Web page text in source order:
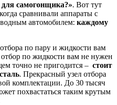
самогонщика?». Вот тут
сравнивали аппараты с
автомобилем: каждому
по пару и жидкости вам
по жидкости вам не нужен
точно не пригодится – стоит
. Прекрасный узел отбора
комплектации. До 30 тысяч
похвастаться таким крутым